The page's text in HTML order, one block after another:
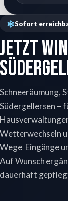
Sofort
Jetzt
Schneeräumung,
Südergellersen –
Wetterwechseln
Wege, Eingänge
Auf Wunsch
dauerhaft